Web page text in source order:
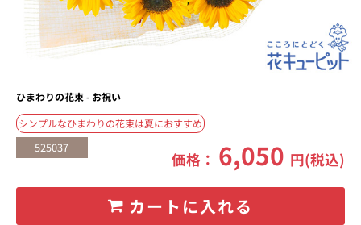
ひまわりの花束 - お祝い
シンプルなひまわりの花束は夏におすすめ
525037
価格： 6,050 円(税込)
カートに入れる